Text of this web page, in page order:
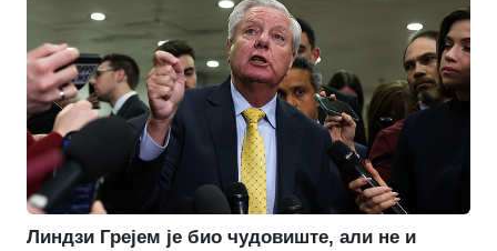
Линдзи Грејем је био чудовиште, али не и